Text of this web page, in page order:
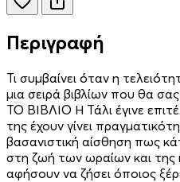
Περιγραφή
Τι συμβαίνει όταν η
μια σειρά βιβλίων που θα
ΤΟ ΒΙΒΛΙΟ Η Τάλι έγινε
της έχουν γίνει
βασανιστική αίσθηση πως
στη ζωή των ωραίων και της
αφήσουν να ζήσει όποιος